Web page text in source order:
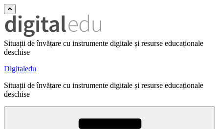
Situații de învățare cu instrumente digitale și resurse educaționale
deschise
Digitaledu
Situații de învățare cu instrumente digitale și resurse educaționale
deschise